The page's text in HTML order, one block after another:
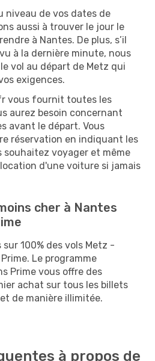
niveau de vos dates de
aussi à trouver le jour le
à Nantes. De plus, s’il
à la dernière minute, nous
vol au départ de Metz qui
exigences.
vous fournit toutes les
aurez besoin concernant
avant le départ. Vous
réservation en indiquant les
souhaitez voyager et même
d'une voiture si jamais
cher à Nantes
100% des vols Metz -
Le programme
Prime vous offre des
achat sur tous les billets
de manière illimitée.
à propos de